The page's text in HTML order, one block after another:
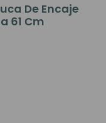
De Encaje
61 Cm